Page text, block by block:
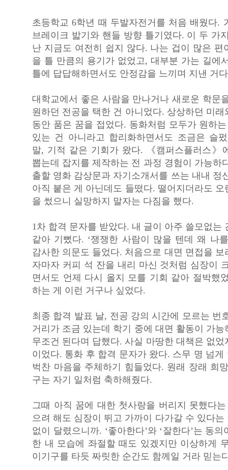
초등학교 6학년 때 두발자전거를 처음 배웠다.
브레이크 밟기와 핸들 방향 틀기였다. 이 두 가
난 지금도 여전히 쉽지 않다. 나는 겁이 많은 편
을 틀 만큼의 용기가 없었고, 대부분 가는 길에
틀에 답답해하면서도 안정감을 느끼며 지낸 거
대학교에서 좋은 사람을 만나거나 새로운 학문
원하던 전공을 택한 건 아니었다. 상상하던 미래
동안 품은 꿈을 접었다. 동화처럼 모두가 원하
있는 건 아니라고 합리화하면서도 조금은 슬
말, 기적 같은 기회가 왔다. 《캠퍼스플러스》
뽑는데 잡지를 제작하는 전 과정 경험이 가능하
출할 영화 감상문과 자기소개서를 쓰는 내내 정
아직 붙은 게 아닌데도 들떴다. 떨어지더라도 오
을 썼으니 실망하지 말자는 다짐을 했다.
1차 합격 문자를 받았다. 내 글이 아주 쓸모없는
같아 기뻤다. ‘쟁쟁한 사람이 많을 텐데 왜 나
감사한 의문도 들었다. 처음으로 대면 면접을 보
자마자 커피 석 잔을 내리 마신 것처럼 심장이
면서도 언제 다시 올지 모를 기회 같아 절박했
하는 게 이런 거구나 싶었다.
최종 합격 발표 날, 전공 강의 시간에 모르는 번
거리가 조금 있는데 학기 중에 대면 활동이 가능
무조건 된다며 답했다. 사실 마땅한 대책은 없었
이었다. 통화 후 합격 문자가 왔다. 스무 명 넘게
벅찬 마음을 주체하기 힘들었다. 원래 장래 희
구는 자기 일처럼 축하해줬다.
그때 아직 꿈에 대한 첫사랑을 버리지 못했다
으려 해도 심장이 뛰고 가까이 다가갈 수 있다는
없이 달렸으니까. ‘좋아한다’와 ‘잘한다’는 동
한 내 모습에 좌절할 때도 있겠지만 이상하게
이기구를 타듯 짜릿한 순간도 함께일 거라 믿는